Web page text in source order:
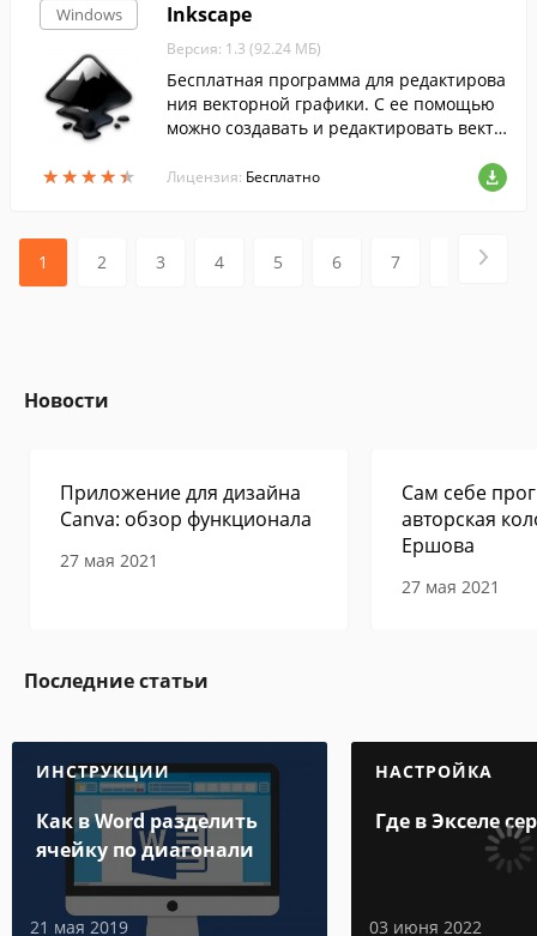
Windows
★★★★★
★★★★★
Inkscape
Версия: 1.3 (92.24 МБ)
Бесплатная программа для редактирова
ния векторной графики. С ее помощью
можно создавать и редактировать векто
Лицензия: Бесплатно
1 2 3 4 5 6 7
Новости
Приложение для дизайна
Canva: обзор функционала
27 мая 2021
Сам себе
авторская
Ершова
27 мая 2021
Последние статьи
ИНСТРУКЦИИ
Как в Word разделить
ячейку по диагонали
21 мая 2019
НАСТРОЙКА
Где в Экселе
03 июня 2022